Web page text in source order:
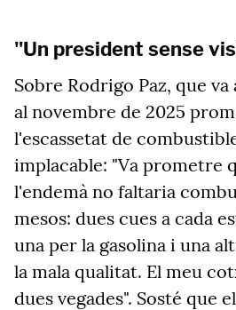
"Un president sense
Sobre Rodrigo Paz, que
al novembre de 2025
l'escassetat de
implacable: "Va prometre
l'endemà no faltaria
mesos: dues cues a cada
una per la gasolina i una
la mala qualitat. El meu
dues vegades". Sosté que